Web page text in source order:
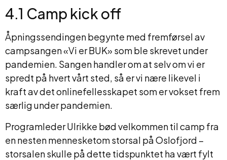
4.1 Camp kick off
Åpningssendingen begynte med fremførsel av
campsangen «Vi er BUK» som ble skrevet under
pandemien. Sangen handler om at selv om vi er
spredt på hvert vårt sted, så er vi nære likevel i
kraft av det onlinefellesskapet som er vokset frem
særlig under pandemien.
Programleder Ulrikke bød velkommen til camp fra
en nesten mennesketom storsal på Oslofjord –
storsalen skulle på dette tidspunktet ha vært fylt